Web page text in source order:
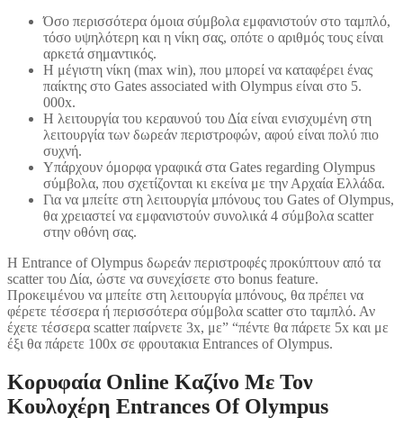
Όσο περισσότερα όμοια σύμβολα εμφανιστούν στο ταμπλό,
τόσο υψηλότερη και η νίκη σας, οπότε ο αριθμός τους είναι
αρκετά σημαντικός.
Η μέγιστη νίκη (max win), που μπορεί να καταφέρει ένας
παίκτης στο Gates associated with Olympus είναι στο 5.
000x.
Η λειτουργία του κεραυνού του Δία είναι ενισχυμένη στη
λειτουργία των δωρεάν περιστροφών, αφού είναι πολύ πιο
συχνή.
Υπάρχουν όμορφα γραφικά στα Gates regarding Olympus
σύμβολα, που σχετίζονται κι εκείνα με την Αρχαία Ελλάδα.
Για να μπείτε στη λειτουργία μπόνους του Gates of Olympus,
θα χρειαστεί να εμφανιστούν συνολικά 4 σύμβολα scatter
στην οθόνη σας.
Η Entrance of Olympus δωρεάν περιστροφές προκύπτουν από τα
scatter του Δία, ώστε να συνεχίσετε στο bonus feature.
Προκειμένου να μπείτε στη λειτουργία μπόνους, θα πρέπει να
φέρετε τέσσερα ή περισσότερα σύμβολα scatter στο ταμπλό. Αν
έχετε τέσσερα scatter παίρνετε 3x, με” “πέντε θα πάρετε 5x και με
έξι θα πάρετε 100x σε φρουτακια Entrances of Olympus.
Κορυφαία Online Καζίνο Με Τον
Κουλοχέρη Entrances Of Olympus